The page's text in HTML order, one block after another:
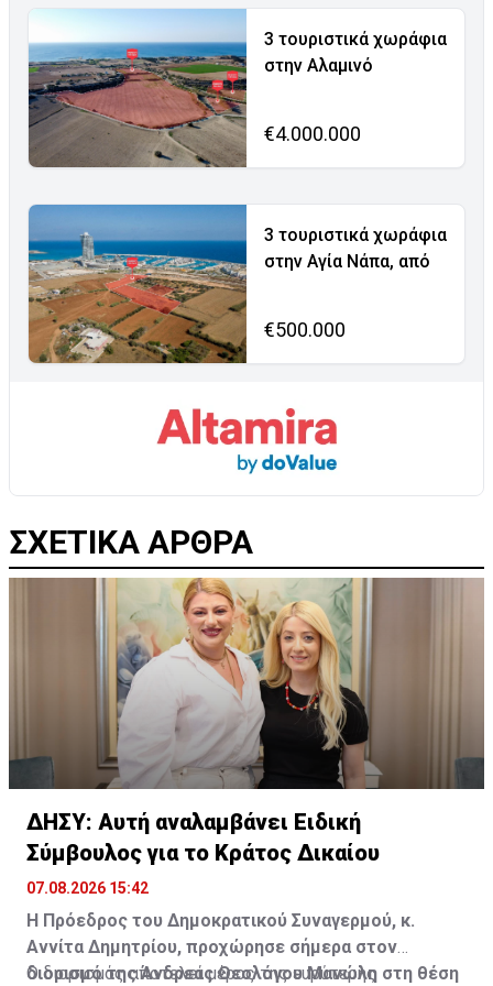
3 τουριστικά χωράφια
στην Αλαμινό
€4.000.000
3 τουριστικά χωράφια
στην Αγία Νάπα, από
€500.000
ΣΧΕΤΙΚΑ ΑΡΘΡΑ
ΔΗΣΥ: Αυτή αναλαμβάνει Ειδική
Σύμβουλος για το Κράτος Δικαίου
07.08.2026 15:42
Η Πρόεδρος του Δημοκρατικού Συναγερμού, κ.
Αννίτα Δημητρίου, προχώρησε σήμερα στον
διορισμό της Άνδρεας Θεολόγου Μανώλη στη θέση
Ο διορισμός αποτελεί μέρος της ευρύτερης